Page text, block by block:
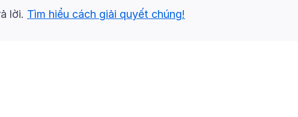
lời. Tìm hiểu cách giải quyết chúng!